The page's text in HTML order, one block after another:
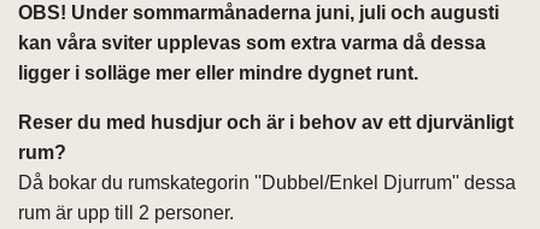
OBS! Under sommarmånaderna juni, juli och augusti
kan våra sviter upplevas som extra varma då dessa
ligger i solläge mer eller mindre dygnet runt.
Reser du med husdjur och är i behov av ett djurvänligt
rum?
Då bokar du rumskategorin ''Dubbel/Enkel Djurrum'' dessa
rum är upp till 2 personer.